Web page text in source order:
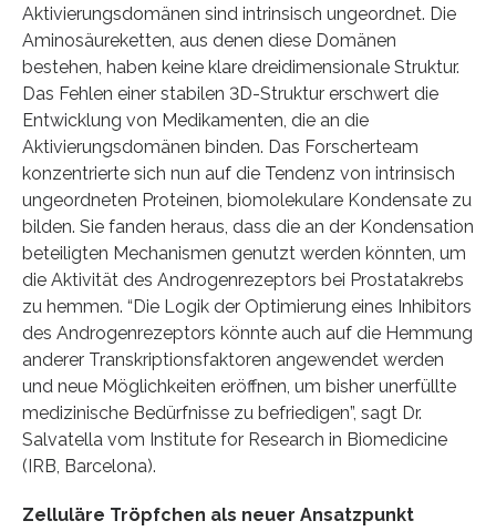
Aktivierungsdomänen sind intrinsisch ungeordnet. Die
Aminosäureketten, aus denen diese Domänen
bestehen, haben keine klare dreidimensionale Struktur.
Das Fehlen einer stabilen 3D-Struktur erschwert die
Entwicklung von Medikamenten, die an die
Aktivierungsdomänen binden. Das Forscherteam
konzentrierte sich nun auf die Tendenz von intrinsisch
ungeordneten Proteinen, biomolekulare Kondensate zu
bilden. Sie fanden heraus, dass die an der Kondensation
beteiligten Mechanismen genutzt werden könnten, um
die Aktivität des Androgenrezeptors bei Prostatakrebs
zu hemmen. “Die Logik der Optimierung eines Inhibitors
des Androgenrezeptors könnte auch auf die Hemmung
anderer Transkriptionsfaktoren angewendet werden
und neue Möglichkeiten eröffnen, um bisher unerfüllte
medizinische Bedürfnisse zu befriedigen”, sagt Dr.
Salvatella vom Institute for Research in Biomedicine
(IRB, Barcelona).
Zelluläre Tröpfchen als neuer Ansatzpunkt